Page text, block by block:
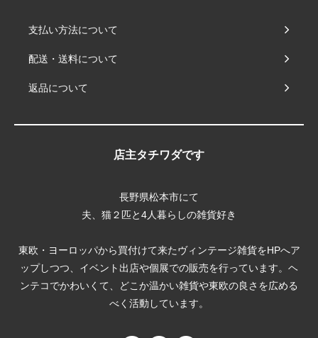
支払い方法について
配送・送料について
返品について
店主タチワダです
長野県松本市にて
夫、猫２匹と4人暮らしの雑貨好き
東欧・ヨーロッパから買付けて来たヴィンテージ雑貨をHPへア
ップしつつ、イベント出店や個展での販売を行っています。ヘ
ンテコでかわいくて、どこか温かい雑貨や東欧の良さを広める
べく活動しています。